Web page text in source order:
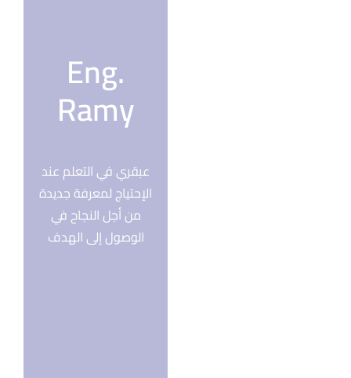
Eng.
Ramy
عبقري في التعلم عند
الإحتياج لمعرفة جديدة
من أجل النجاح في
الوصول إلى الهدف